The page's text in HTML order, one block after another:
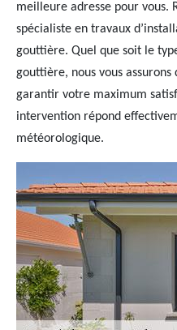
meilleure adresse pour vous.
spécialiste en travaux
gouttière. Quel que soit le
gouttière, nous vous assurons
garantir votre maximum
intervention répond
météorologique.